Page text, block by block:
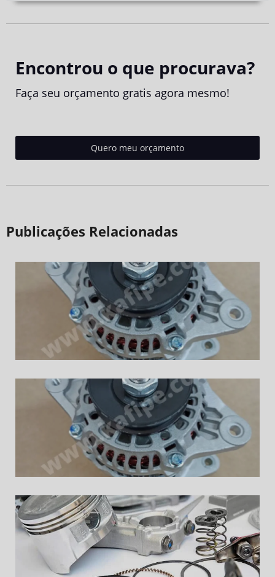
Encontrou o que procurava?
Faça seu orçamento gratis agora mesmo!
Quero meu orçamento
Publicações Relacionadas